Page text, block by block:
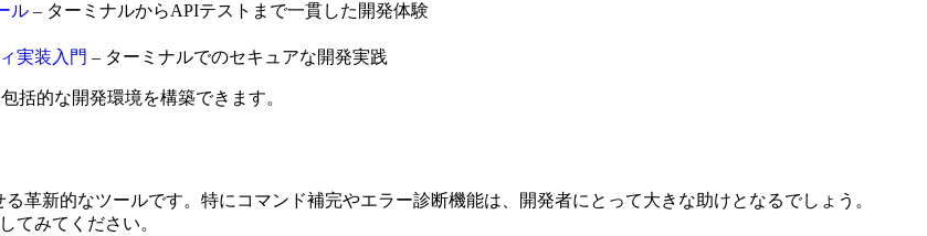
ル – ターミナルからAPIテストまで一貫した開発体験
実装入門 – ターミナルでのセキュアな開発実践
括的な開発環境を構築できます。
革新的なツールです。特にコマンド補完やエラー診断機能は、開発者にとって大きな助けとなるでしょう。
てみてください。